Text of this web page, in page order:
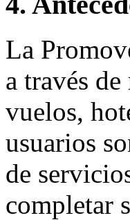
La
a través
vuelos,
usuarios
de
completar